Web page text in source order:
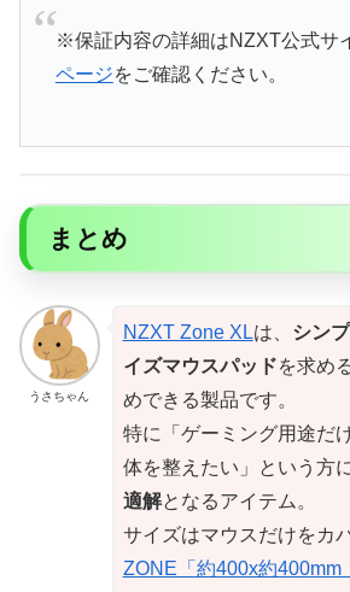
※保証内容の詳細はNZXT公式サ
ページをご確認ください。
まとめ
うさちゃん
NZXT Zone XLは、 シン
イズマウスパッドを求め
めできる製品です。
特に「ゲーミング用途だ
体を整えたい」という方
適解となるアイテム。
サイズはマウスだけをカ
ZONE「約400x約400mm